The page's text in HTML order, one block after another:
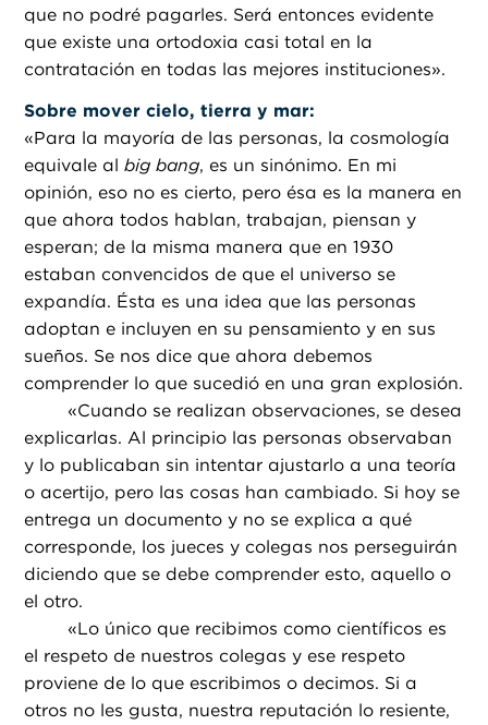
que no podré pagarles. Será entonces evidente
que existe una ortodoxia casi total en la
contratación en todas las mejores instituciones».
Sobre mover cielo, tierra y mar:
«Para la mayoría de las personas, la cosmología
equivale albig bang, es un sinónimo. En mi
opinión, eso no es cierto, pero ésa es la manera en
que ahora todos hablan, trabajan, piensan y
esperan; de la misma manera que en 1930
estaban convencidos de que el universo se
expandía. Ésta es una idea que las personas
adoptan e incluyen en su pensamiento y en sus
sueños. Se nos dice que ahora debemos
comprender lo que sucedió en una gran explosión.
«Cuando se realizan observaciones, se desea
explicarlas. Al principio las personas observaban
y lo publicaban sin intentar ajustarlo a una teoría
o acertijo, pero las cosas han cambiado. Si hoy se
entrega un documento y no se explica a qué
corresponde, los jueces y colegas nos perseguirán
diciendo que se debe comprender esto, aquello o
el otro.
«Lo único que recibimos como científicos es
el respeto de nuestros colegas y ese respeto
proviene de lo que escribimos o decimos. Si a
otros no les gusta, nuestra reputación lo resiente,